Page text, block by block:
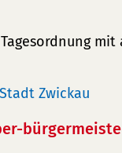
mit
Zwickau